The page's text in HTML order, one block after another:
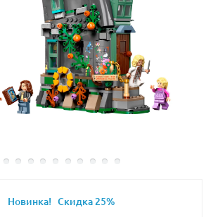
вошли 4 минифигурки - Фред и
Барни и Бэтти Раббл.
размеры 12х16х12 см.
– 6х11х7 см.
Новинка! Скидка 25%